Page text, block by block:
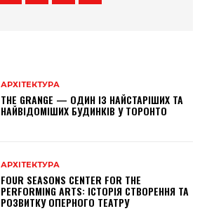
АРХІТЕКТУРА
THE GRANGE — ОДИН ІЗ НАЙСТАРІШИХ ТА
НАЙВІДОМІШИХ БУДИНКІВ У ТОРОНТО
АРХІТЕКТУРА
FOUR SEASONS CENTER FOR THE
PERFORMING ARTS: ІСТОРІЯ СТВОРЕННЯ ТА
РОЗВИТКУ ОПЕРНОГО ТЕАТРУ